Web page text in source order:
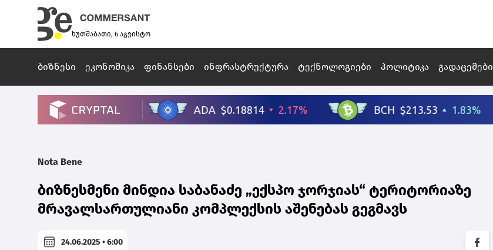
ხუთშაბათი, 6 აგვისტო
ბიზნესი ეკონომიკა ფინანსები ინფრასტრუქტურა ტექნოლოგიები პოლიტიკა გადაცემები
Nota Bene
ბიზნესმენი მინდია საბანაძე „ექსპო ჯორჯიას“ ტერიტორიაზე
მრავალსართულიანი კომპლექსის აშენებას გეგმავს
24.06.2025 • 6:00